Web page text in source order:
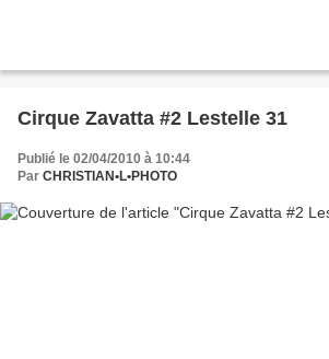
Cirque Zavatta #2 Lestelle 31
Publié le 02/04/2010 à 10:44
Par CHRISTIAN•L•PHOTO